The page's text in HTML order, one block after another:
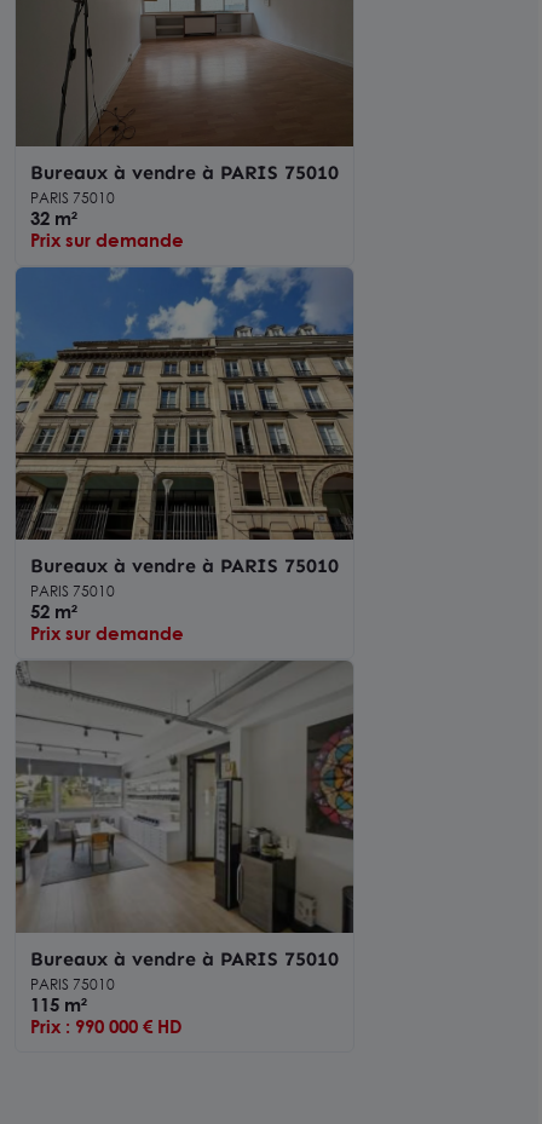
Bureaux à vendre à PARIS 75010
PARIS 75010
32 m²
Prix sur demande
Bureaux à vendre à PARIS 75010
PARIS 75010
52 m²
Prix sur demande
Bureaux à vendre à PARIS 75010
PARIS 75010
115 m²
Prix : 990 000 € HD